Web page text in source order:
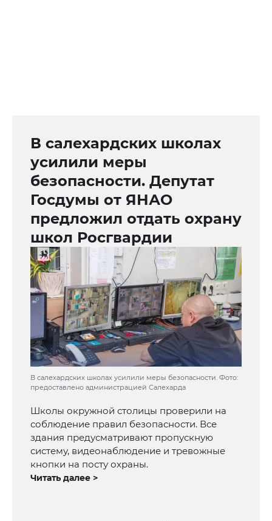
В салехардских школах
усилили меры
безопасности. Депутат
Госдумы от ЯНАО
предложил отдать охрану
школ Росгвардии
В салехардских школах усилили меры безопасности. Фото:
предоставлено администрацией Салехарда
Школы окружной столицы проверили на
соблюдение правил безопасности. Все
здания предусматривают пропускную
систему, видеонаблюдение и тревожные
кнопки на посту охраны.
Читать далее >